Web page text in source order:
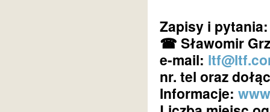
Zapisy i pytania:
☎ Sławomir
e-mail:
nr. tel oraz
Informacje: